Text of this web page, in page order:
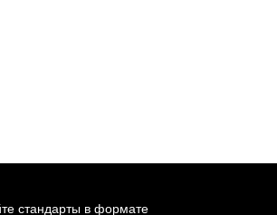
стандарты в формате